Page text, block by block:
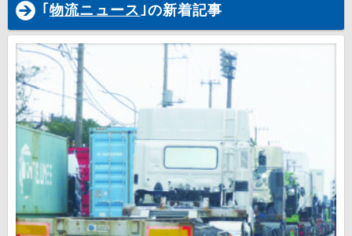
｢ 物流ニュース｣の新着記事